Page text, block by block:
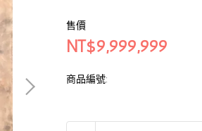
售價
NT$9,999,999
商品編號: